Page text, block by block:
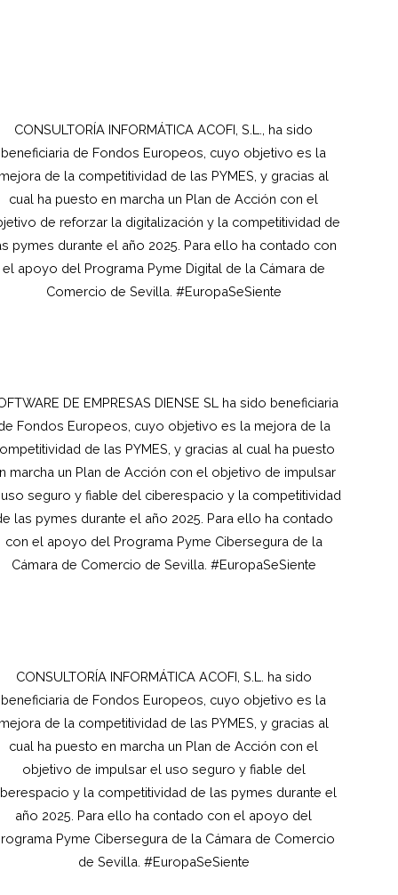
CONSULTORÍA INFORMÁTICA ACOFI, S.L., ha sido
beneficiaria de Fondos Europeos, cuyo objetivo es la
de la competitividad de las PYMES, y gracias al
cual ha puesto en marcha un Plan de Acción con el
de reforzar la digitalización y la competitividad de
pymes durante el año 2025. Para ello ha contado con
el apoyo del Programa Pyme Digital de la Cámara de
Comercio de Sevilla. #EuropaSeSiente
DE EMPRESAS DIENSE SL ha sido beneficiaria
Fondos Europeos, cuyo objetivo es la mejora de la
de las PYMES, y gracias al cual ha puesto
marcha un Plan de Acción con el objetivo de impulsar
seguro y fiable del ciberespacio y la competitividad
las pymes durante el año 2025. Para ello ha contado
con el apoyo del Programa Pyme Cibersegura de la
Cámara de Comercio de Sevilla. #EuropaSeSiente
CONSULTORÍA INFORMÁTICA ACOFI, S.L. ha sido
beneficiaria de Fondos Europeos, cuyo objetivo es la
de la competitividad de las PYMES, y gracias al
cual ha puesto en marcha un Plan de Acción con el
objetivo de impulsar el uso seguro y fiable del
y la competitividad de las pymes durante el
año 2025. Para ello ha contado con el apoyo del
Pyme Cibersegura de la Cámara de Comercio
de Sevilla. #EuropaSeSiente